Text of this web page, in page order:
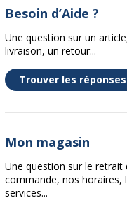
Besoin d’Aide ?
Une question sur un
livraison, un retour...
Trouver les
Mon magasin
Une question sur le retrait
commande, nos horaires,
services...